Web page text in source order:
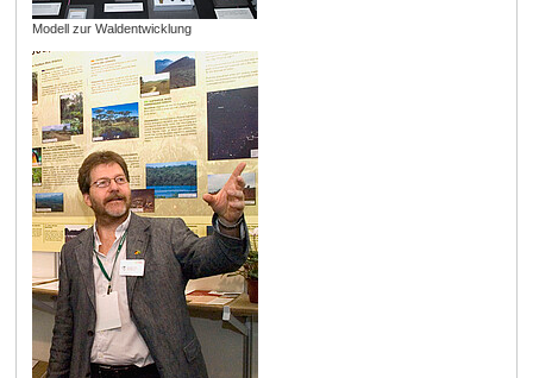
Modell zur Waldentwicklung